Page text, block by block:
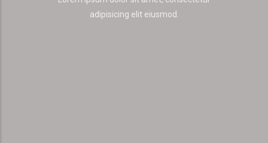
adipisicing elit eiusmod.